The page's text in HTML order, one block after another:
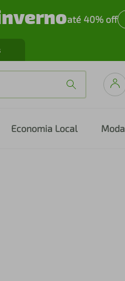
até 40% off
Economia Local Moda